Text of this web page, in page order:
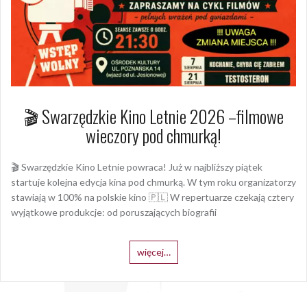
🎬 Swarzędzkie Kino Letnie 2026 –filmowe
wieczory pod chmurką!
🎬 Swarzędzkie Kino Letnie powraca! Już w najbliższy piątek
startuje kolejna edycja kina pod chmurką. W tym roku organizatorzy
stawiają w 100% na polskie kino 🇵🇱 W repertuarze czekają cztery
wyjątkowe produkcje: od poruszających biografii
więcej…